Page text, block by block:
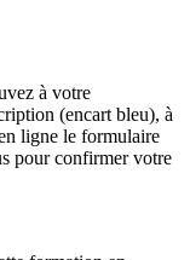
à votre
(encart bleu), à
ligne le formulaire
pour confirmer votre